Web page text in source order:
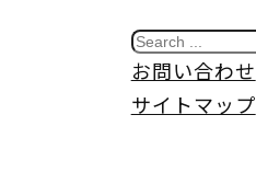
S
e
a
お問い合わせ
サイトマップ